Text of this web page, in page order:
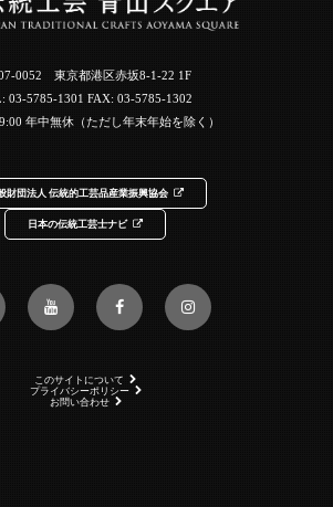
0052 東京都港区赤坂8-1-22 1F
03-5785-1301 FAX: 03-5785-1302
年中無休（ただし年末年始を除く）
財団法人 伝統的工芸品産業振興協会
日本の伝統工芸士ナビ
このサイトについて
プライバシーポリシー
お問い合わせ